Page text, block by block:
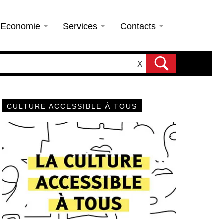
Economie Services Contacts
X
CULTURE ACCESSIBLE À TOUS